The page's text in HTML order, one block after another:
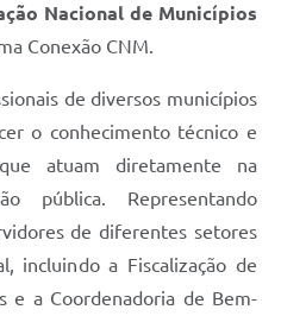
Nacional de Municípios
Conexão CNM.
de diversos municípios
o conhecimento técnico e
atuam diretamente na
pública. Representando
de diferentes setores
incluindo a Fiscalização de
e a Coordenadoria de Bem-